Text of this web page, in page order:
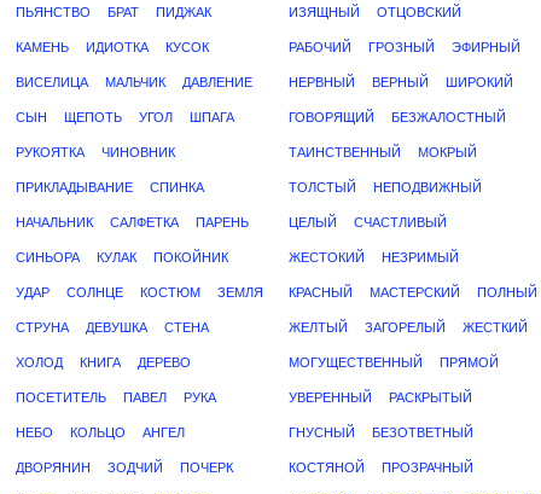
ПЬЯНСТВО БРАТ ПИДЖАК
КАМЕНЬ ИДИОТКА КУСОК
ВИСЕЛИЦА МАЛЬЧИК ДАВЛЕНИЕ
СЫН ЩЕПОТЬ УГОЛ ШПАГА
РУКОЯТКА ЧИНОВНИК
ПРИКЛАДЫВАНИЕ СПИНКА
НАЧАЛЬНИК САЛФЕТКА ПАРЕНЬ
СИНЬОРА КУЛАК ПОКОЙНИК
УДАР СОЛНЦЕ КОСТЮМ ЗЕМЛЯ
СТРУНА ДЕВУШКА СТЕНА
ХОЛОД КНИГА ДЕРЕВО
ПОСЕТИТЕЛЬ ПАВЕЛ РУКА
НЕБО КОЛЬЦО АНГЕЛ
ДВОРЯНИН ЗОДЧИЙ ПОЧЕРК
ИЗЯЩНЫЙ ОТЦОВСКИЙ
РАБОЧИЙ ГРОЗНЫЙ ЭФИРНЫЙ
НЕРВНЫЙ ВЕРНЫЙ ШИРОКИЙ
ГОВОРЯЩИЙ БЕЗЖАЛОСТНЫЙ
ТАИНСТВЕННЫЙ МОКРЫЙ
ТОЛСТЫЙ НЕПОДВИЖНЫЙ
ЦЕЛЫЙ СЧАСТЛИВЫЙ
ЖЕСТОКИЙ НЕЗРИМЫЙ
КРАСНЫЙ МАСТЕРСКИЙ ПОЛНЫЙ
ЖЕЛТЫЙ ЗАГОРЕЛЫЙ ЖЕСТКИЙ
МОГУЩЕСТВЕННЫЙ ПРЯМОЙ
УВЕРЕННЫЙ РАСКРЫТЫЙ
ГНУСНЫЙ БЕЗОТВЕТНЫЙ
КОСТЯНОЙ ПРОЗРАЧНЫЙ